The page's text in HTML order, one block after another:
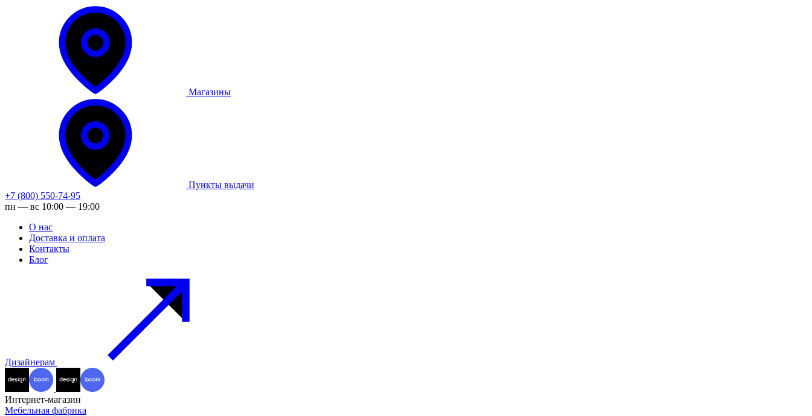
Магазины
Пункты выдачи
+7 (800) 550-74-95
пн — вс 10:00 — 19:00
О нас
Доставка и оплата
Контакты
Блог
Дизайнерам
Интернет-магазин
Мебельная фабрика